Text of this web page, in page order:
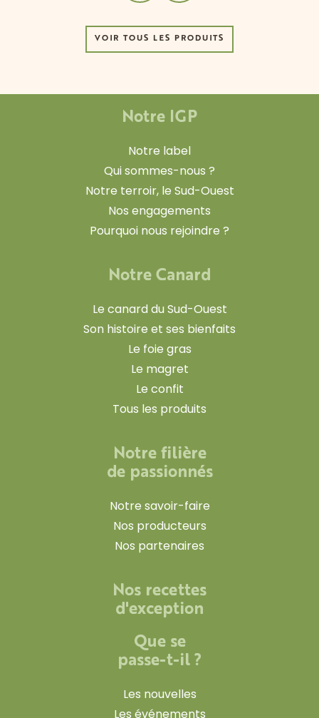
VOIR TOUS LES PRODUITS
Notre IGP
Notre label
Qui sommes-nous ?
Notre terroir, le Sud-Ouest
Nos engagements
Pourquoi nous rejoindre ?
Notre Canard
Le canard du Sud-Ouest
Son histoire et ses bienfaits
Le foie gras
Le magret
Le confit
Tous les produits
Notre filière
de passionnés
Notre savoir-faire
Nos producteurs
Nos partenaires
Nos recettes
d'exception
Que se
passe-t-il ?
Les nouvelles
Les événements